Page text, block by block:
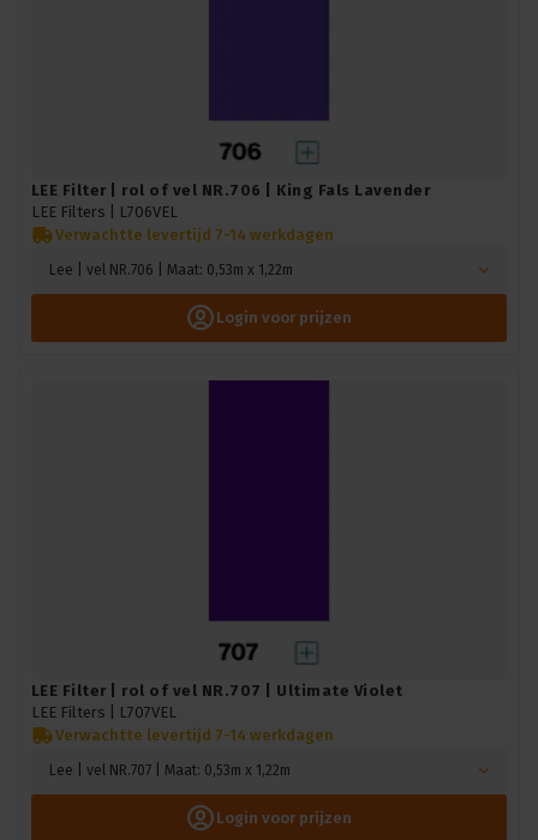
LEE Filter | rol of vel NR.706 | King Fals Lavender
LEE Filters |
L706VEL
Verwachtte levertijd 7-14 werkdagen
Lee | vel NR.706 | Maat: 0,53m x 1,22m
Login voor prijzen
LEE Filter | rol of vel NR.707 | Ultimate Violet
LEE Filters |
L707VEL
Verwachtte levertijd 7-14 werkdagen
Lee | vel NR.707 | Maat: 0,53m x 1,22m
Login voor prijzen